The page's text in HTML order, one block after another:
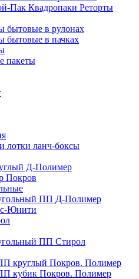
Пак Квадропаки Реторты
бытовые в рулонах
бытовые в пачках
пакеты
лотки ланч-боксы
Д-Полимер
Покров
ПП Д-Полимер
Юнити
ПП Стирол
круглый Покров. Полимер
кубик Покров. Полимер